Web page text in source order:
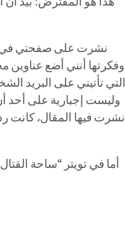
نشرت على صفحتي في
وفكرتها أنني أضع عناوين
التي تأتيني على البريد
وليست إجبارية على أحد
نشرت فيها المقال، كانت
أما في تويتر “ساحة